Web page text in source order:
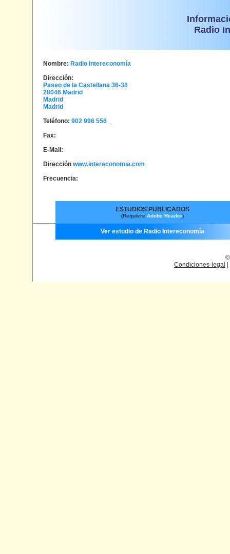
Radio
Nombre: Radio Intereconomía
Dirección:
Paseo de la Castellana 36-38
28046 Madrid
Madrid
Madrid
Teléfono: 902 996 556 _
Fax:
E-Mail:
Dirección www.intereconomia.com
Frecuencia:
ESTUDIOS PUBLICADOS
(Requiere Adobe Reader)
Ver estudio de Radio Intereconomía
©
Condiciones-legal